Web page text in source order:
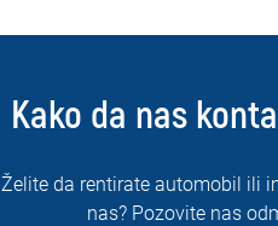
Kako da nas
Želite da rentirate automobil ili
nas? Pozovite nas